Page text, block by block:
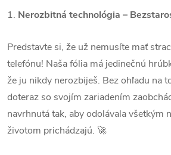
1. Nerozbitná technológia –
Predstavte si, že už nemusíte mať
telefónu! Naša fólia má jedinečnú
že ju nikdy nerozbiješ. Bez ohľadu na
doteraz so svojím zariadením
navrhnutá tak, aby odolávala všetkým
životom prichádzajú. 🚀